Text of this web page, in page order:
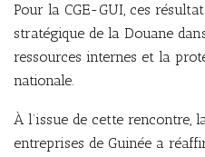
Pour la CGE-GUI, ces
stratégique de la Douane
ressources internes et la
nationale.
À l’issue de cette rencontre,
entreprises de Guinée a